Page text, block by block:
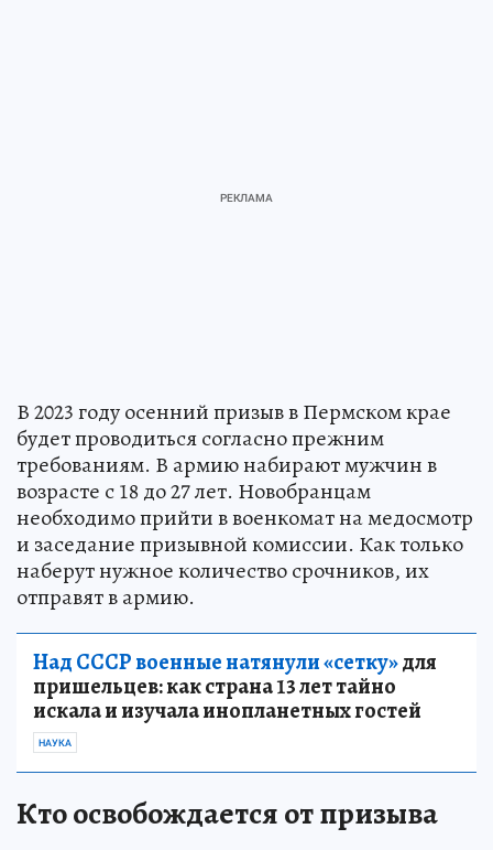
В 2023 году осенний призыв в Пермском крае
будет проводиться согласно прежним
требованиям. В армию набирают мужчин в
возрасте с 18 до 27 лет. Новобранцам
необходимо прийти в военкомат на медосмотр
и заседание призывной комиссии. Как только
наберут нужное количество срочников, их
отправят в армию.
Над СССР военные натянули «сетку»для
пришельцев: как страна 13 лет тайно
искала и изучала инопланетных гостей
НАУКА
Кто освобождается от призыва